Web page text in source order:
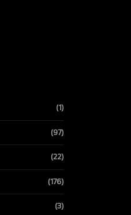
(1)
(97)
(22)
(176)
(3)